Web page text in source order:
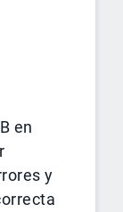
en
y